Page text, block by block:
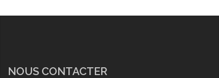
NOUS CONTACTER